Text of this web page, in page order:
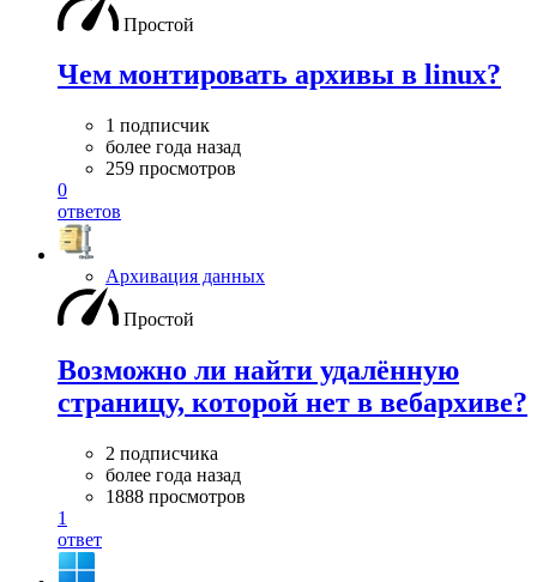
Простой
Чем монтировать архивы в linux?
1 подписчик
более года назад
259 просмотров
0
ответов
Архивация данных
Простой
Возможно ли найти удалённую
страницу, которой нет в вебархиве?
2 подписчика
более года назад
1888 просмотров
1
ответ